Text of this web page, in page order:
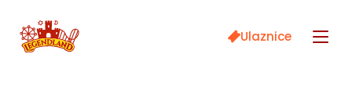
Ulaznice